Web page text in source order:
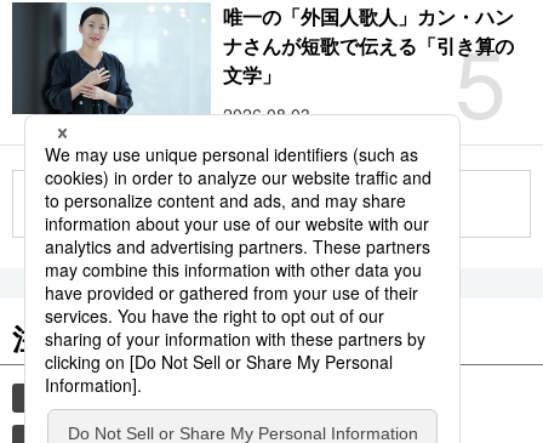
5
唯一の「外国人歌人」カン・ハン
ナさんが短歌で伝える「引き算の
文学」
2026.08.03
もっと見る
注目のキーワード
共同通信ニュース